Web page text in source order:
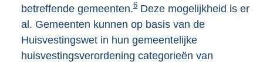
betreffende gemeenten.6 Deze mogelijkheid is er
al. Gemeenten kunnen op basis van de
Huisvestingswet in hun gemeentelijke
huisvestingsverordening categorieën van